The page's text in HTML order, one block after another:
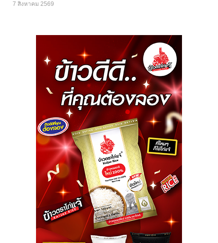
7 สิงหาคม 2569